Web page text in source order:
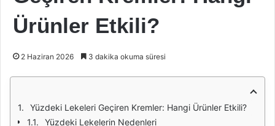
Ürünler Etkili?
2 Haziran 2026 3 dakika okuma süresi
Yüzdeki Lekeleri Geçiren Kremler: Hangi Ürünler Etkili?
Yüzdeki Lekelerin Nedenleri